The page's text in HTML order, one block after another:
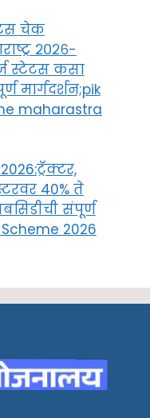
चेक
२०२६-
स्टेटस कसा
मार्गदर्शन;pik
maharastra
40% ते
संपूर्ण
Scheme 2026